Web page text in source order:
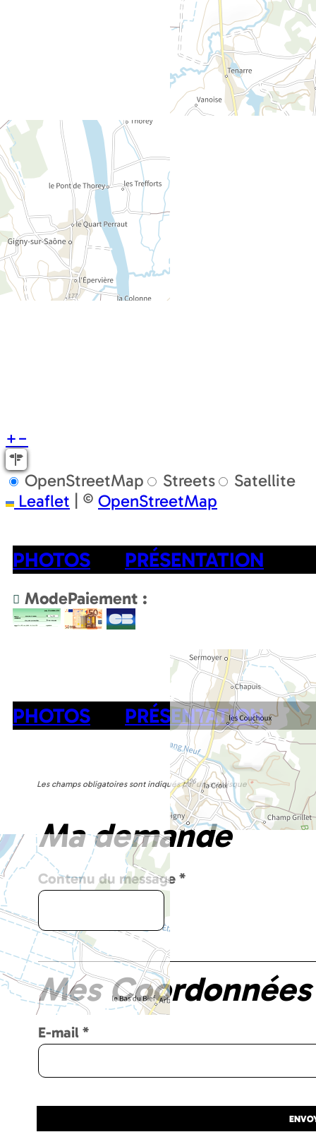
+−
OpenStreetMap Streets
Satellite
Leaflet | © OpenStreetMap
PHOTOS PRÉSENTATION
ModePaiement :
PHOTOS PRÉSENTATION
Les champs obligatoires sont indiqués par un astérisque*
Ma demande
Contenu du message *
Mes Coordonnées
E-mail *